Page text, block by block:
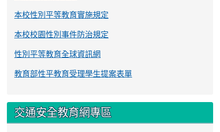
本校性別平等教育實施規定
本校校園性別事件防治規定
性別平等教育全球資訊網
教育部性平教育受理學生提案表單
交通安全教育網專區